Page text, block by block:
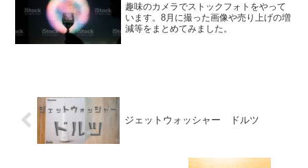
趣味のカメラでストックフォトをやって
います。8月に撮った画像や売り上げの増
減等をまとめてみました。
ジェットウォッシャー ドルツ